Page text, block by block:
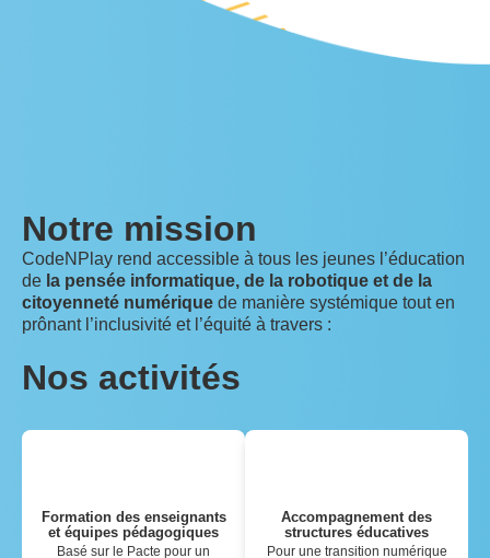
Notre mission
CodeNPlay rend accessible à tous les jeunes l’éducation
de la pensée informatique, de la robotique et de la
citoyenneté numérique de manière systémique tout en
prônant l’inclusivité et l’équité à travers :
Nos activités
Formation des enseignants
et équipes pédagogiques
Basé sur le Pacte pour un
Accompagnement des
structures éducatives
Pour une transition numérique